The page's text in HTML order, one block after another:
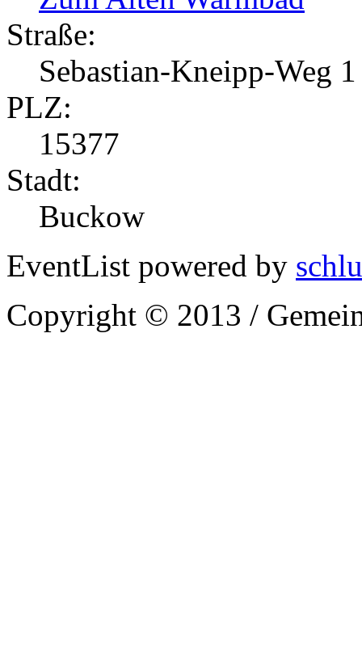
Straße:
Sebastian-Kneipp-Weg 1
PLZ:
15377
Stadt:
Buckow
EventList powered by
Copyright © 2013 /